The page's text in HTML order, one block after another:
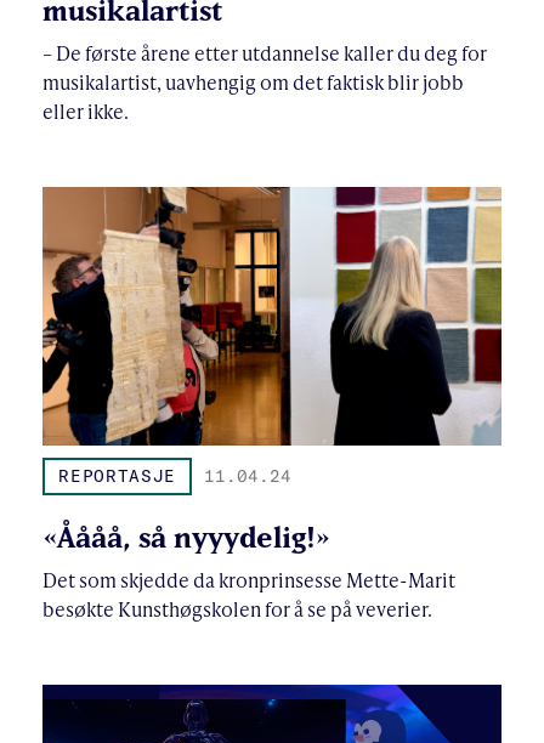
musikalartist
– De første årene etter utdannelse kaller du deg for
musikalartist, uavhengig om det faktisk blir jobb
eller ikke.
REPORTASJE 11.04.24
«Åååå, så nyyydelig!»
Det som skjedde da kronprinsesse Mette-Marit
besøkte Kunsthøgskolen for å se på veverier.